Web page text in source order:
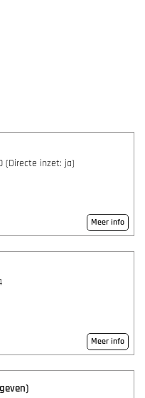
(Directe inzet: ja)
Meer info
Meer info